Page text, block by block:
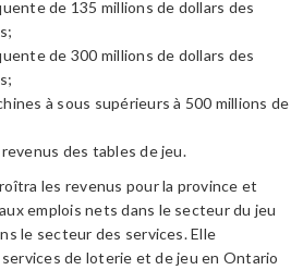
de 135 millions de dollars des
de 300 millions de dollars des
à sous supérieurs à 500 millions de
des tables de jeu.
les revenus pour la province et
emplois nets dans le secteur du jeu
le secteur des services. Elle
de loterie et de jeu en Ontario